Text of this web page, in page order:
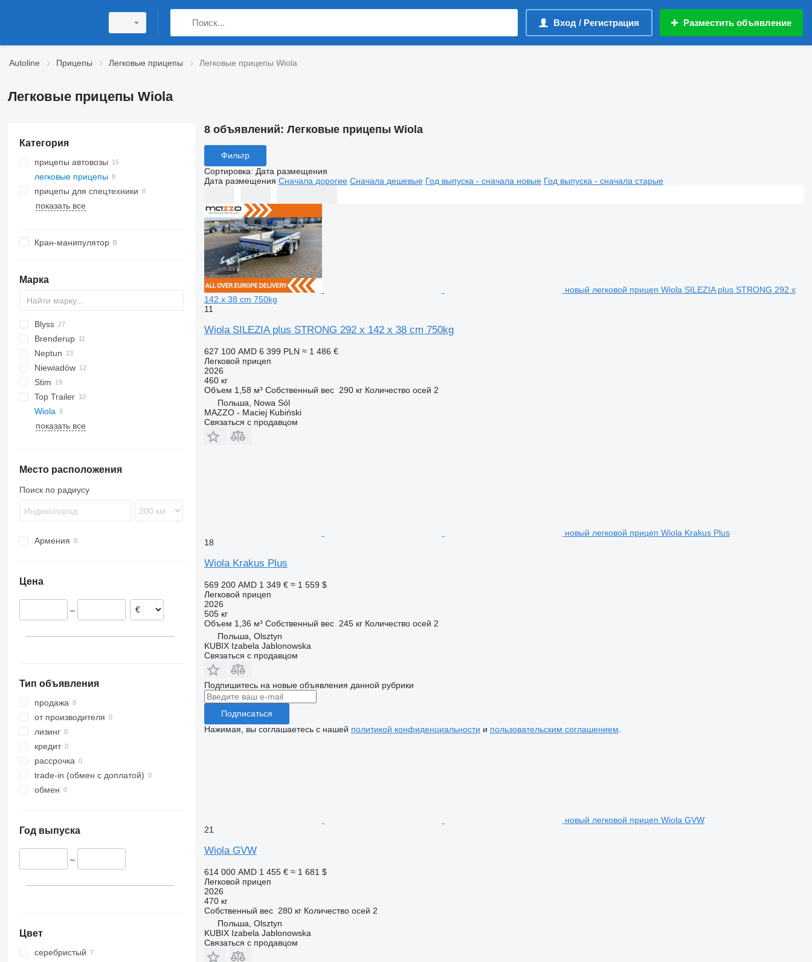
Вход / Регистрация Разместить объявление
Autoline Прицепы Легковые прицепы Легковые прицепы Wiola
Легковые прицепы Wiola
Категория
прицепы автовозы
легковые прицепы
прицепы для спецтехники
показать все
Кран-манипулятор
Марка
GTB
Blyss
Brenderup
1205
2260
2270
2300
4260
Azure
Garant
HA
HT
HUK
Neptun
Niewiadów
N-series
Stim
Top Trailer
Wiola
показать все
Место расположения
Поиск по радиусу
Армения
Цена
–
Тип объявления
продажа
от производителя
лизинг
кредит
рассрочка
trade-in (обмен с доплатой)
обмен
Год выпуска
–
Цвет
серебристый
8 объявлений: Легковые прицепы Wiola
Фильтр
Сортировка: Дата размещения
Дата размещения Сначала дорогие Сначала дешевые Год выпуска - сначала новые Год выпуска - сначала старые
новый легковой прицеп Wiola SILEZIA plus STRONG 292 x
142 x 38 cm 750kg
11
Wiola SILEZIA plus STRONG 292 x 142 x 38 cm 750kg
627 100 AMD 6 399 PLN ≈ 1 486 €
Легковой прицеп
2026
460 кг
Объем 1,58 м³ Собственный вес 290 кг Количество осей 2
Польша, Nowa Sól
MAZZO - Maciej Kubiński
Связаться с продавцом
новый легковой прицеп Wiola Krakus Plus
18
Wiola Krakus Plus
569 200 AMD 1 349 € ≈ 1 559 $
Легковой прицеп
2026
505 кг
Объем 1,36 м³ Собственный вес 245 кг Количество осей 2
Польша, Olsztyn
KUBIX Izabela Jablonowska
Связаться с продавцом
Подпишитесь на новые объявления данной рубрики
Подписаться
Нажимая, вы соглашаетесь с нашей политикой конфиденциальности и пользовательским соглашением
новый легковой прицеп Wiola GVW
21
Wiola GVW
614 000 AMD 1 455 € ≈ 1 681 $
Легковой прицеп
2026
470 кг
Собственный вес 280 кг Количество осей 2
Польша, Olsztyn
KUBIX Izabela Jablonowska
Связаться с продавцом